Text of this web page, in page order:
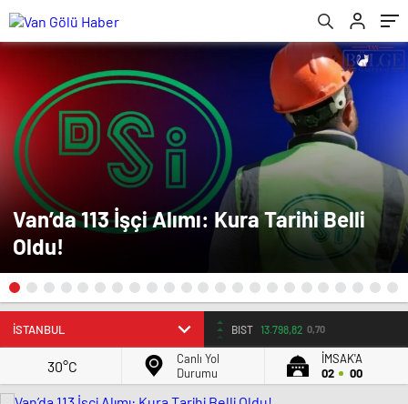
Van’da 113 İşçi Alımı: Kura Tarihi Belli
Oldu!
BIST 13.798,82 0,70
30°C
Canlı Yol
Durumu
İMSAK'A
02
00